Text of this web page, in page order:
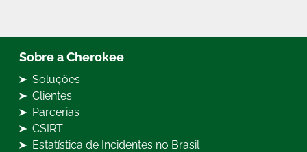
Sobre a Cherokee
Soluções
Clientes
Parcerias
CSIRT
Estatística de Incidentes no Brasil